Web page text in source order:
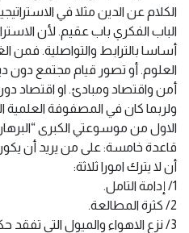
الكلام عن الدين مثلا في
الباب الفكري باب عقيم. لأن
أساسا بالترابط والتواصلية. فمن
العلوم. أو تصور قيام مجتمع دون
أمن واقتصاد ومبادئ. او اقتصاد
ولربما كان في المصفوفة العلمية
الاول من موسوعتي الكبرى
قاعدة خامسة: على من يريد أن
أن لا يترك امورا ثلاثة:
1/ إدامة التامل.
2/ كثرة المطالعة.
3/ نزع الاهواء والميول التي تفقد حكمه رجاحته.